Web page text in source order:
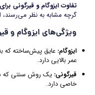
تفاوت ایزوگام و قیرگونی
گرچه مشابه به نظر می‌رسند،
ویژگی‌های ایزوگام و
ایزوگام: عایق پیش‌ساخته
عمر بالایی دارد.
قیرگونی: یک روش سنتی که
خاصی دارد.